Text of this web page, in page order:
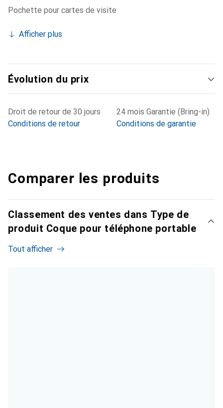
Pochette pour cartes de visite
Afficher plus
Évolution du prix
Droit de retour de 30 jours
Conditions de retour
24 mois Garantie (Bring-in)
Conditions de garantie
Comparer les produits
Classement des ventes dans Type de
produit Coque pour téléphone portable
Tout afficher